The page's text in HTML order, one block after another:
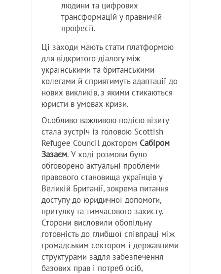
людини та цифрових
трансформацій у правничій
професії.
Ці заходи мають стати платформою
для відкритого діалогу між
українськими та британськими
колегами й сприятимуть адаптації до
нових викликів, з якими стикаються
юристи в умовах кризи.
Особливо важливою подією візиту
стала зустріч із головою Scottish
Refugee Council доктором Сабіром
Зазаєм. У ході розмови було
обговорено актуальні проблеми
правового становища українців у
Великій Британії, зокрема питання
доступу до юридичної допомоги,
притулку та тимчасового захисту.
Сторони висловили обопільну
готовність до глибшої співпраці між
громадським сектором і державними
структурами задля забезпечення
базових прав і потреб осіб,